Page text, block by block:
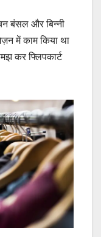
बंसल और बिन्नी
में काम किया था
कर फ्लिपकार्ट